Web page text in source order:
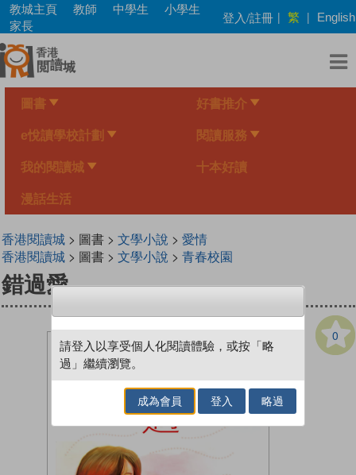
Skip
main
content
教城主頁 教師 中學生
小學生
家長
登入/註冊 | 繁 | English
圖書 好書推介
e悅讀學校計劃 閱讀服務
我的閱讀城 十本好讀
漫話生活
香港閱讀城> 圖書 > 文學小說 > 愛情
香港閱讀城> 圖書 > 文學小說 > 青春校園
錯過愛
0
請登入以享受個人化閱讀體驗，或按「略
過」繼續瀏覽。
成為會員 登入 略過